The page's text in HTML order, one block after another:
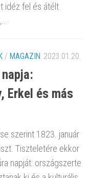
idéz fel és átélt
/ MAGAZIN 2023.01.20.
Erkel és más
szerint 1823. január
Tiszteletére ekkor
napját: országszerte